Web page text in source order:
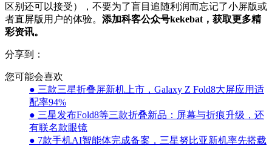
区别还可以接受），不要为了盲目追随利润而忘记了小屏版或
者直屏版用户的体验。 添加科客公众号kekebat，获取更多精
彩资讯。
分享到：
您可能会喜欢
● 三款三星折叠屏新机上市，Galaxy Z Fold8大屏应用适
配率94%
● 三星发布Fold8等三款折叠新品：屏幕与折痕升级，还
有联名款眼镜
● 7款手机AI智能体完成备案，三星努比亚新机率先搭载